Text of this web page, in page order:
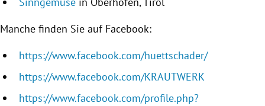
Manche finden Sie auf Facebook:
https://www.facebook.com/huettschader/
https://www.facebook.com/KRAUTWERK
https://www.facebook.com/profile.php?